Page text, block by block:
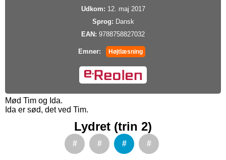
Udkom: 12. maj 2017
Sprog: Dansk
EAN: 9788758827032
Emner: Højtlæsning
Mød Tim og Ida.
Ida er sød, det ved Tim.
Lydret (trin 2)
# # # #